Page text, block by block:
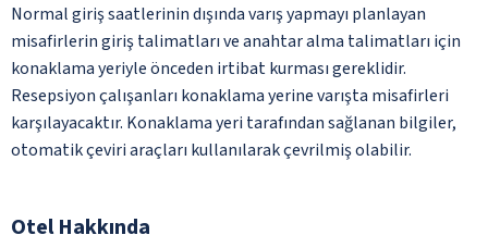
Normal giriş saatlerinin dışında varış yapmayı planlayan
misafirlerin giriş talimatları ve anahtar alma talimatları için
konaklama yeriyle önceden irtibat kurması gereklidir.
Resepsiyon çalışanları konaklama yerine varışta misafirleri
karşılayacaktır. Konaklama yeri tarafından sağlanan bilgiler,
otomatik çeviri araçları kullanılarak çevrilmiş olabilir.
Otel Hakkında